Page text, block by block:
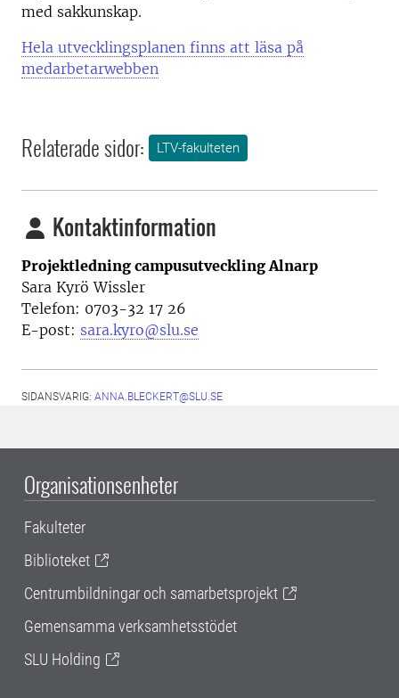
med sakkunskap.
Hela utvecklingsplanen finns att läsa på
medarbetarwebben
Relaterade sidor: LTV-fakulteten
Kontaktinformation
Projektledning campusutveckling Alnarp
Sara Kyrö Wissler
Telefon: 0703-32 17 26
E-post: sara.kyro@slu.se
SIDANSVARIG: ANNA.BLECKERT@SLU.SE
Organisationsenheter
Fakulteter
Biblioteket
Centrumbildningar och samarbetsprojekt
Gemensamma verksamhetsstödet
SLU Holding